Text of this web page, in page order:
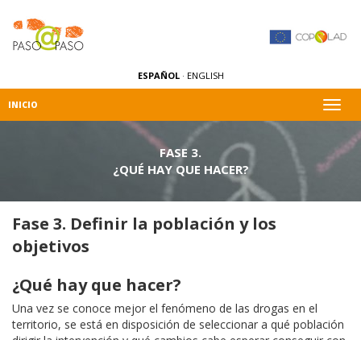
ESPAÑOL · ENGLISH
INICIO
FASE 3.
¿QUÉ HAY QUE HACER?
Fase 3. Definir la población y los
objetivos
¿Qué hay que hacer?
Una vez se conoce mejor el fenómeno de las drogas en el
territorio, se está en disposición de seleccionar a qué población